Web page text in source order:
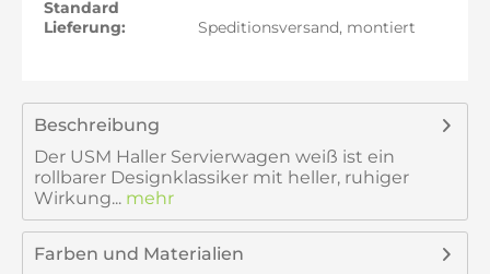
Standard
Lieferung:
Speditionsversand, montiert
Beschreibung
Der USM Haller Servierwagen weiß ist ein
rollbarer Designklassiker mit heller, ruhiger
Wirkung... mehr
Farben und Materialien